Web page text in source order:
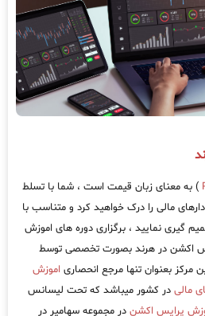
) به معنای زبان قیمت است ، شما با تسلط
مالی را درک خواهید کرد و متناسب با
گیری نمایید ، برگزاری دوره های اموزش
اکشن در هرند بصورت تخصصی توسط
مرکز بعنوان تنها مرجع انحصاری اموزش
مالی در کشور میباشد که تحت لیسانس
پرایس اکشن در مجموعه سهامیر در